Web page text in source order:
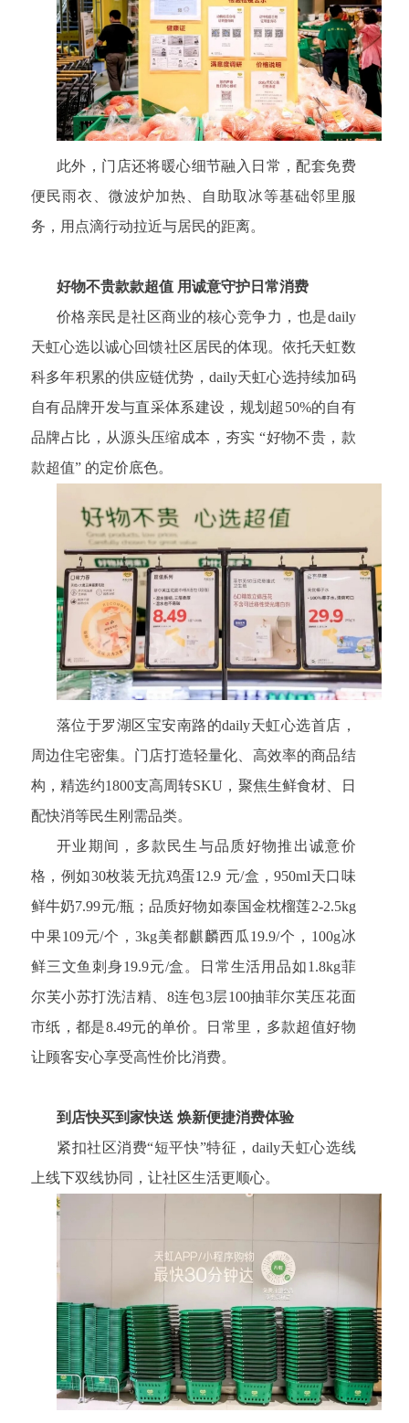
此外，门店还将暖心细节融入日常，配套免费
便民雨衣、微波炉加热、自助取冰等基础邻里服
务，用点滴行动拉近与居民的距离。
好物不贵款款超值 用诚意守护日常消费
价格亲民是社区商业的核心竞争力，也是daily
天虹心选以诚心回馈社区居民的体现。依托天虹数
科多年积累的供应链优势，daily天虹心选持续加码
自有品牌开发与直采体系建设，规划超50%的自有
品牌占比，从源头压缩成本，夯实 “好物不贵，款
款超值” 的定价底色。
落位于罗湖区宝安南路的daily天虹心选首店，
周边住宅密集。门店打造轻量化、高效率的商品结
构，精选约1800支高周转SKU，聚焦生鲜食材、日
配快消等民生刚需品类。
开业期间，多款民生与品质好物推出诚意价
格，例如30枚装无抗鸡蛋12.9 元/盒，950ml天口味
鲜牛奶7.99元/瓶；品质好物如泰国金枕榴莲2-2.5kg
中果109元/个，3kg美都麒麟西瓜19.9/个，100g冰
鲜三文鱼刺身19.9元/盒。日常生活用品如1.8kg菲
尔芙小苏打洗洁精、8连包3层100抽菲尔芙压花面
市纸，都是8.49元的单价。日常里，多款超值好物
让顾客安心享受高性价比消费。
到店快买到家快送 焕新便捷消费体验
紧扣社区消费“短平快”特征，daily天虹心选线
上线下双线协同，让社区生活更顺心。